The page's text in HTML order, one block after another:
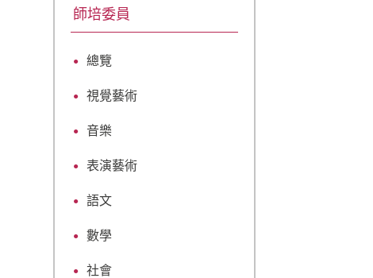
師培委員
總覽
視覺藝術
音樂
表演藝術
語文
數學
社會